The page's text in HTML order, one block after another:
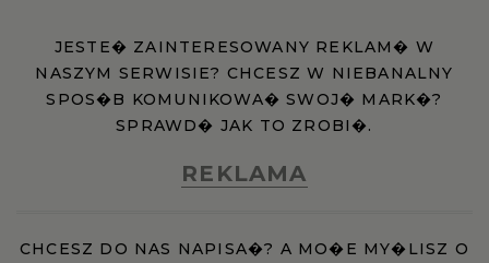
JESTE� ZAINTERESOWANY REKLAM� W
NASZYM SERWISIE? CHCESZ W NIEBANALNY
SPOS�B KOMUNIKOWA� SWOJ� MARK�?
SPRAWD� JAK TO ZROBI�.
REKLAMA
CHCESZ DO NAS NAPISA�? A MO�E MY�LISZ O